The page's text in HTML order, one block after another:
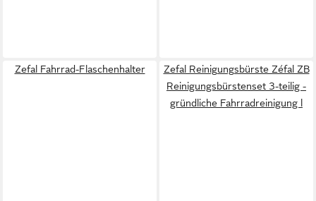
Zefal Fahrrad-Flaschenhalter
Zefal Reinigungsbürste Zéfal ZB
Reinigungsbürstenset 3-teilig -
gründliche Fahrradreinigung l